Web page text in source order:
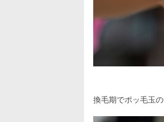
換毛期でポッ毛玉